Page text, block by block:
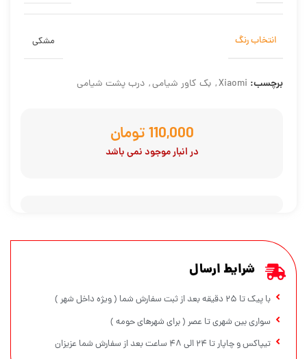
انتخاب رنگ مشکی
برچسب: Xiaomi
, بک کاور شیامی, درب پشت شیامی
تومان
در انبار موجود نمی باشد
شرایط ارسال
با پیک تا ۲۵ دقیقه بعد از ثبت سفارش شما ( ویژه داخل شهر )
سواری بین شهری تا عصر ( برای شهرهای حومه )
تیپاکس و چاپار تا ۲۴ الی ۴۸ ساعت بعد از سفارش شما عزیزان